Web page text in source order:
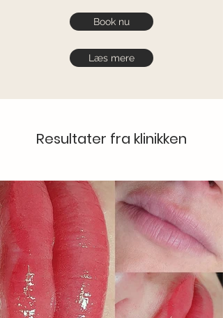
Book nu
Læs mere
Resultater fra klinikken